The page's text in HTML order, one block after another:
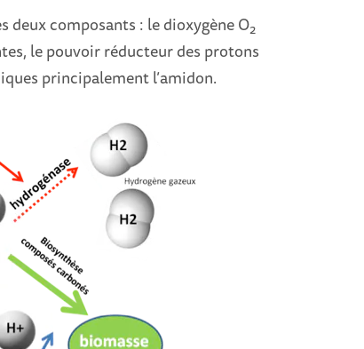
deux composants : le dioxygène O2
le pouvoir réducteur des protons
principalement l’amidon.